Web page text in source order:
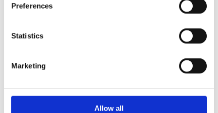
Preferences
Statistics
Marketing
Allow all